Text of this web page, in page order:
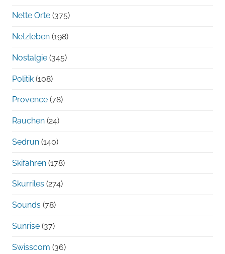
Nette Orte (375)
Netzleben (198)
Nostalgie (345)
Politik (108)
Provence (78)
Rauchen (24)
Sedrun (140)
Skifahren (178)
Skurriles (274)
Sounds (78)
Sunrise (37)
Swisscom (36)